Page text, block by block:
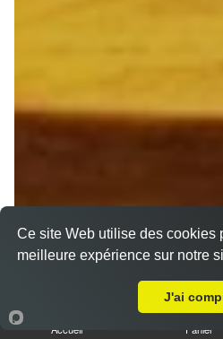
Accueil Panier
Ce site Web utilise des cookies
meilleure expérience sur notre
J'ai